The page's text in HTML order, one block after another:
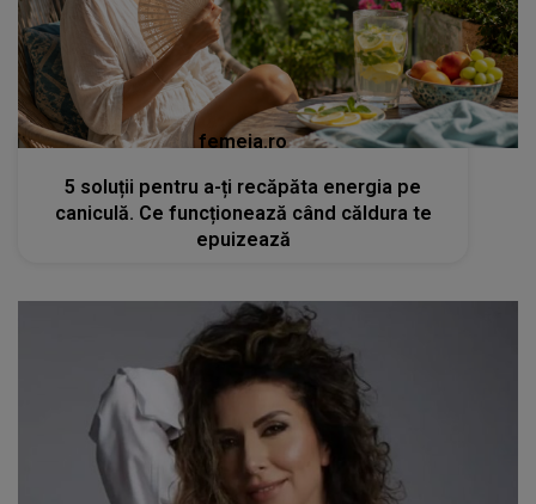
femeia.ro
5 soluții pentru a-ți recăpăta energia pe
caniculă. Ce funcționează când căldura te
epuizează